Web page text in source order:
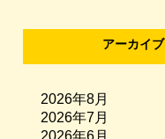
アーカイブ
2026年8月
2026年7月
2026年6月